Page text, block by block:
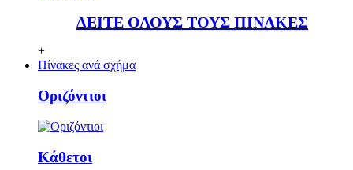
ΔΕΙΤΕ ΟΛΟΥΣ ΤΟΥΣ ΠΙΝΑΚΕΣ
+
Πίνακες ανά σχήμα
Οριζόντιοι
Κάθετoι